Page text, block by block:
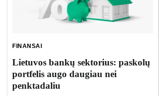
FINANSAI
Lietuvos bankų sektorius: paskolų
portfelis augo daugiau nei
penktadaliu